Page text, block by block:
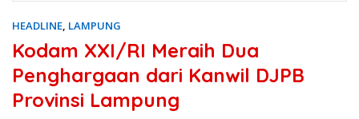
HEADLINE, LAMPUNG
Kodam XXI/RI Meraih Dua
Penghargaan dari Kanwil DJPB
Provinsi Lampung